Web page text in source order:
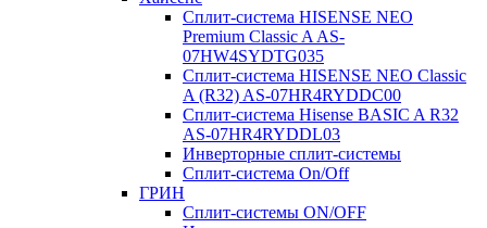
Сплит-система HISENSE NEO
Premium Classic A AS-
07HW4SYDTG035
Сплит-система HISENSE NEO Classic
A (R32) AS-07HR4RYDDC00
Сплит-система Hisense BASIC A R32
AS-07HR4RYDDL03
Инверторные сплит-системы
Сплит-система On/Off
ГРИН
Сплит-системы ON/OFF